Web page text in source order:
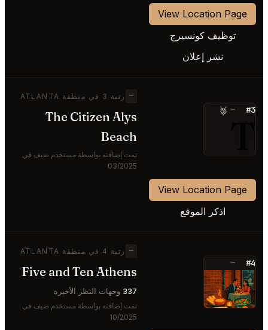
View Location Page
توظيف كونسيرج
نشر إعلان
#3
—
🥉
— رتبة 3 في منطقة ATLANTA
The Citizen Alys
Beach
تمت إضافته بواسطة مستخدم ضيف في
03/2025
View Location Page
اذكر الموقع
#4
—
⭐
— رتبة 4 في منطقة ATLANTA
Five and Ten Athens
337 وجهات النظر الأخيرة
تمت إضافته بواسطة مستخدم ضيف في
10/2025